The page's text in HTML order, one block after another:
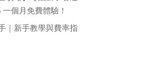
個月免費體驗！
｜新手教學與費率指